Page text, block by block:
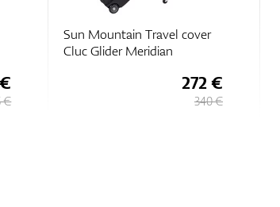
€
Sun Mountain Travel cover
Cluc Glider Meridian
272 €
340 €